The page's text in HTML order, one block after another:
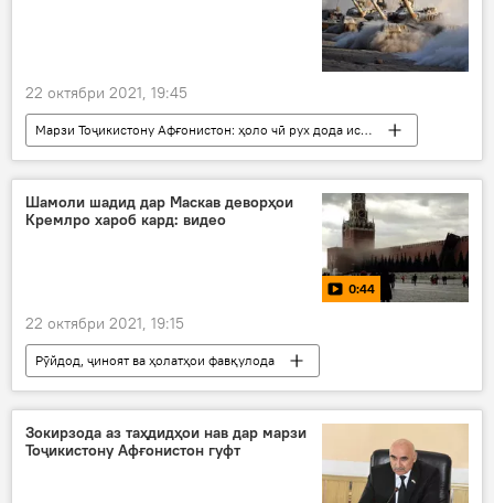
22 октябри 2021, 19:45
Марзи Тоҷикистону Афғонистон: ҳоло чӣ рух дода истодааст?
Дар Тоҷикистон
СААД
машқҳои низомӣ
Дар Русия
Шамоли шадид дар Маскав деворҳои
Кремлро хароб кард: видео
0:44
22 октябри 2021, 19:15
Рӯйдод, ҷиноят ва ҳолатҳои фавқулода
Маскав
Кремл шамоли сахт
Зокирзода аз таҳдидҳои нав дар марзи
Тоҷикистону Афғонистон гуфт